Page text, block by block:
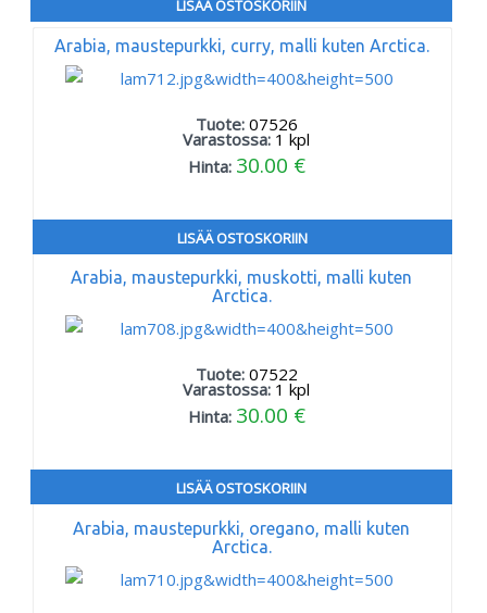
LISÄÄ OSTOSKORIIN
Arabia, maustepurkki, curry, malli kuten Arctica.
Tuote: 07526
Varastossa: 1 kpl
Hinta: 30.00 €
LISÄÄ OSTOSKORIIN
Arabia, maustepurkki, muskotti, malli kuten
Arctica.
Tuote: 07522
Varastossa: 1 kpl
Hinta: 30.00 €
LISÄÄ OSTOSKORIIN
Arabia, maustepurkki, oregano, malli kuten
Arctica.